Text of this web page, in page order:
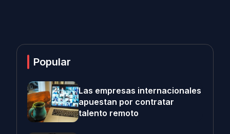
Popular
Las empresas internacionales
apuestan por contratar
talento remoto